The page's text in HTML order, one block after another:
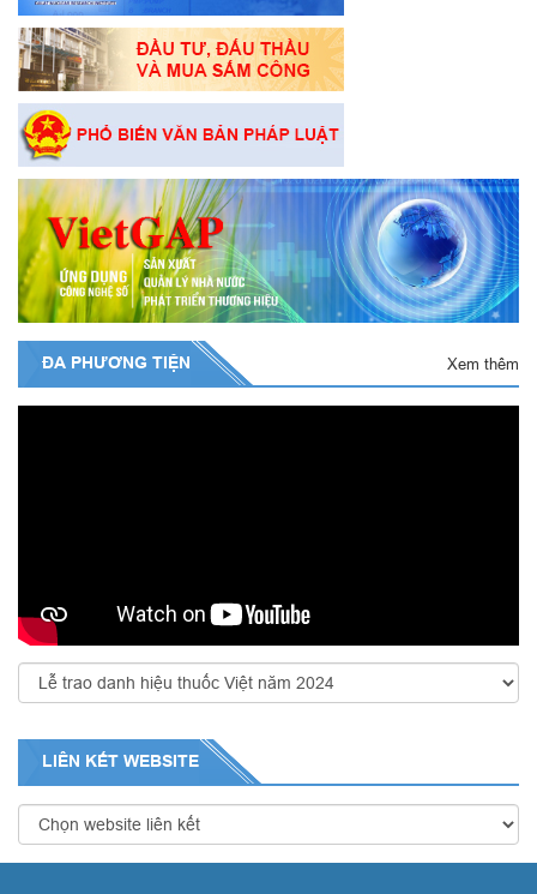
ĐA PHƯƠNG TIỆN Xem thêm
LIÊN KẾT WEBSITE